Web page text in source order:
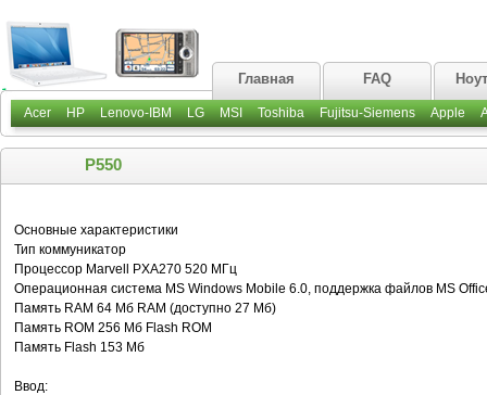
Главная FAQ
Acer HP Lenovo-IBM LG MSI Toshiba Fujitsu-Siemens Apple
P550
Основные характеристики
Тип коммуникатор
Процессор Marvell PXA270 520 МГц
Операционная система MS Windows Mobile 6.0, поддержка файлов MS
Память RAM 64 Мб RAM (доступно 27 Мб)
Память ROM 256 Мб Flash ROM
Память Flash 153 Мб
Ввод: